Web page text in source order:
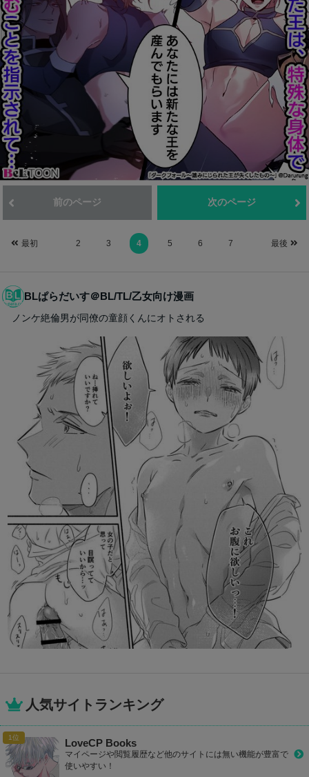
前のページ 次のページ
最初 2 3 4 5 6 7 最後
BLぱらだいす＠BL/TL/乙女向け漫画
ノンケ絶倫男が同僚の童顔くんにオトされる
人気サイトランキング
LoveCP Books
マイページや閲覧履歴など他のサイトには無い機能が豊富で
使いやすい！